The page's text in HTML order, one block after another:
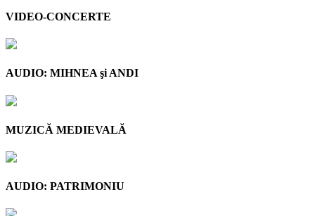
VIDEO-CONCERTE
AUDIO: MIHNEA şi ANDI
MUZICĂ MEDIEVALĂ
AUDIO: PATRIMONIU